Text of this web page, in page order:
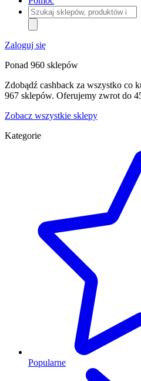
Szukaj
sklepów,
produktów
i
kategorii
Zaloguj się
Ponad 960 sklepów
Zdobądź cashback za wszystko co
967 sklepów. Oferujemy zwrot do
Zobacz wszystkie sklepy
Kategorie
Popularne